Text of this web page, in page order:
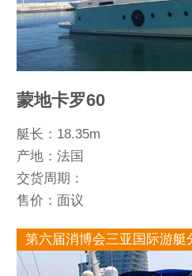
蒙地卡罗60
艇长：18.35m
产地：法国
交货周期：
售价：面议
第六届消博会三亚国际游艇